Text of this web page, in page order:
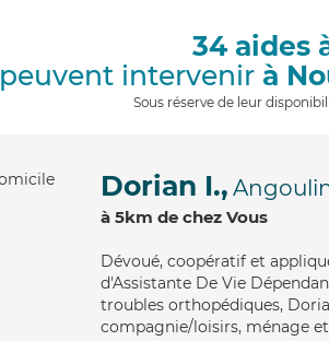
34 aides
peuvent intervenir à
Sous réserve de leur
Dorian I.,
à 5km de chez Vous
Dévoué, coopératif et
d'Assistante De Vie
troubles orthopédiques,
compagnie/loisirs, ménage